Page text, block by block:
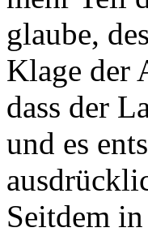
glaube,
Klage der
dass der
und es
Seitdem